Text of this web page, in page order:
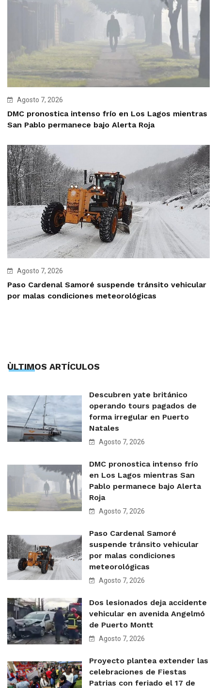
Agosto 7, 2026
DMC pronostica intenso frío en Los Lagos mientras
San Pablo permanece bajo Alerta Roja
Agosto 7, 2026
Paso Cardenal Samoré suspende tránsito vehicular
por malas condiciones meteorológicas
ÙLTIMOS ARTÍCULOS
Descubren yate británico
operando tours pagados de
forma irregular en Puerto
Natales
Agosto 7, 2026
DMC pronostica intenso frío
en Los Lagos mientras San
Pablo permanece bajo Alerta
Roja
Agosto 7, 2026
Paso Cardenal Samoré
suspende tránsito vehicular
por malas condiciones
meteorológicas
Agosto 7, 2026
Dos lesionados deja accidente
vehicular en avenida Angelmó
de Puerto Montt
Agosto 7, 2026
Proyecto plantea extender las
celebraciones de Fiestas
Patrias con feriado el 17 de